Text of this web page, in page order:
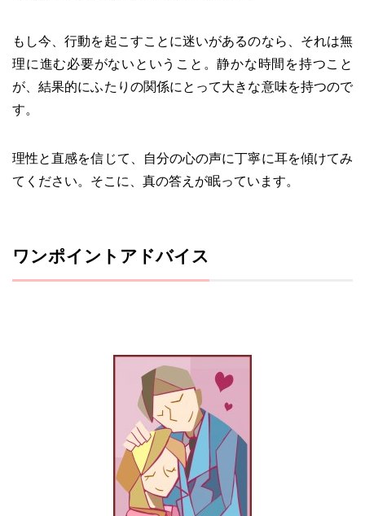
もし今、行動を起こすことに迷いがあるのなら、それは無
理に進む必要がないということ。静かな時間を持つこと
が、結果的にふたりの関係にとって大きな意味を持つので
す。
理性と直感を信じて、自分の心の声に丁寧に耳を傾けてみ
てください。そこに、真の答えが眠っています。
ワンポイントアドバイス